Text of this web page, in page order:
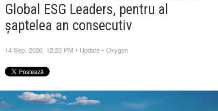
Global ESG Leaders, pentru al
șaptelea an consecutiv
14 Sep. 2020, 12:23 PM • Update • Oxygen